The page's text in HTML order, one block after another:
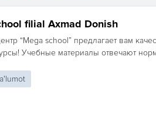
filial Axmad Donish
“Мega school” предлагает вам
Учебные материалы отвечают